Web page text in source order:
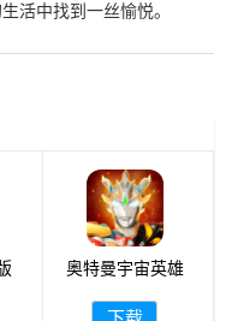
活中找到一丝愉悦。
奥特曼宇宙英雄